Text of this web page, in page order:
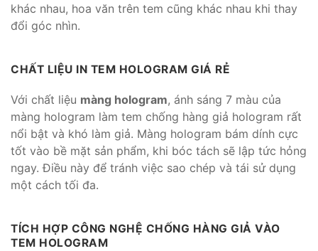
khác nhau, hoa văn trên tem cũng khác nhau khi thay
đổi góc nhìn.
CHẤT LIỆU IN TEM HOLOGRAM GIÁ RẺ
Với chất liệu màng hologram, ánh sáng 7 màu của
màng hologram làm tem chống hàng giả hologram rất
nổi bật và khó làm giả. Màng hologram bám dính cực
tốt vào bề mặt sản phẩm, khi bóc tách sẽ lập tức hỏng
ngay. Điều này để tránh việc sao chép và tái sử dụng
một cách tối đa.
TÍCH HỢP CÔNG NGHỆ CHỐNG HÀNG GIẢ VÀO
TEM HOLOGRAM